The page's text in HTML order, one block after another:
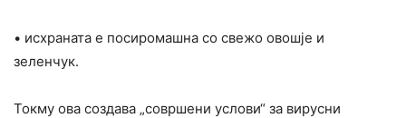
• исхраната е посиромашна со свежо овошје и
зеленчук.
Токму ова создава „совршени услови“ за вирусни